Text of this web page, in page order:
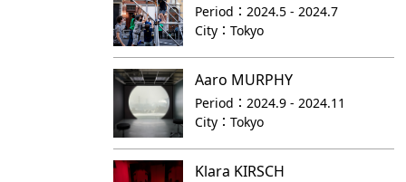
Period： 2024.5 - 2024.7
City：Tokyo
Aaro MURPHY
Period： 2024.9 - 2024.11
City：Tokyo
Klara KIRSCH